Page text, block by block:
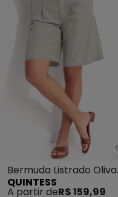
Bermuda Listrado Oliva
em Poliéster com
QUINTESS
A partir deR$ 159,99